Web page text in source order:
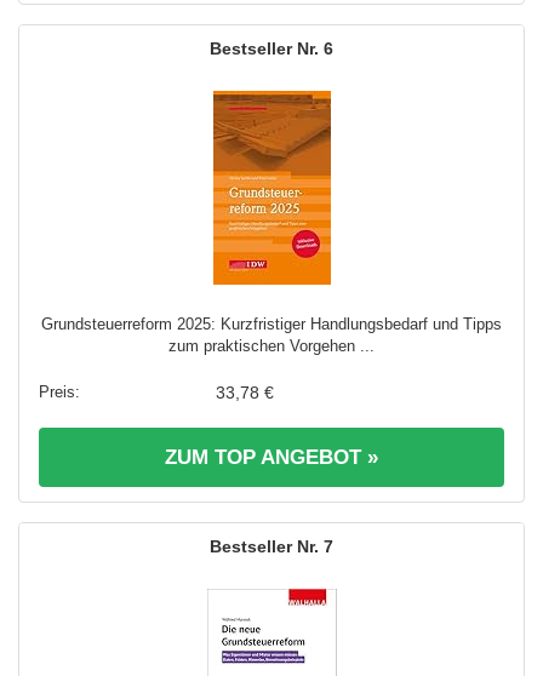
6
Grundsteuerreform 2025: Kurzfristiger Handlungsbedarf und Tipps
zum praktischen Vorgehen ...
33,78 €
ZUM TOP ANGEBOT »
7